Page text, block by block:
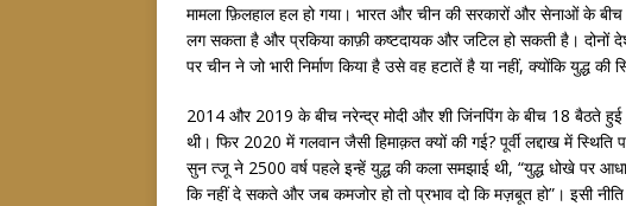
मामला फ़िलहाल हल हो गया। भारत और चीन की सरकारों और सेनाओं के
लग सकता है और प्रकिया काफ़ी कष्टदायक और जटिल हो सकती है। दोनों
पर चीन ने जो भारी निर्माण किया है उसे वह हटातें है या नहीं, क्योंकि युद्ध
2014 और 2019 के बीच नरेन्द्र मोदी और शी जिंनपिंग के बीच 18 बैठते हुई
थी। फिर 2020 में गलवान जैसी हिमाक़त क्यों की गई? पूर्वी लद्दाख में
सुन त्जू ने 2500 वर्ष पहले इन्हें युद्ध की कला समझाई थी, “युद्ध धोखे पर
कि नहीं दे सकते और जब कमजोर हो तो प्रभाव दो कि मज़बूत हो”। इसी